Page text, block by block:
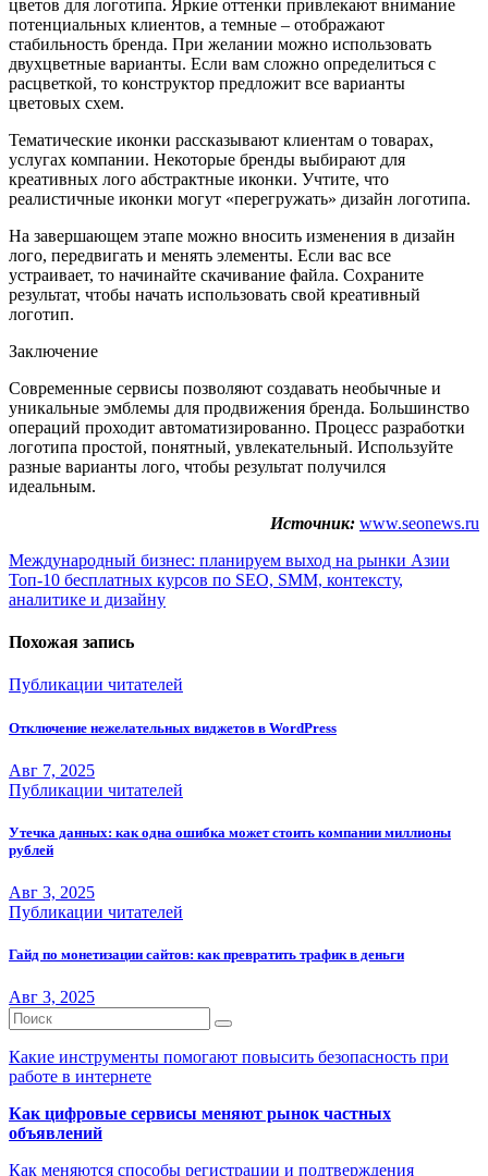
цветов для логотипа. Яркие оттенки привлекают внимание
потенциальных клиентов, а темные – отображают
стабильность бренда. При желании можно использовать
двухцветные варианты. Если вам сложно определиться с
расцветкой, то конструктор предложит все варианты
цветовых схем.
Тематические иконки рассказывают клиентам о товарах,
услугах компании. Некоторые бренды выбирают для
креативных лого абстрактные иконки. Учтите, что
реалистичные иконки могут «перегружать» дизайн логотипа.
На завершающем этапе можно вносить изменения в дизайн
лого, передвигать и менять элементы. Если вас все
устраивает, то начинайте скачивание файла. Сохраните
результат, чтобы начать использовать свой креативный
логотип.
Заключение
Современные сервисы позволяют создавать необычные и
уникальные эмблемы для продвижения бренда. Большинство
операций проходит автоматизированно. Процесс разработки
логотипа простой, понятный, увлекательный. Используйте
разные варианты лого, чтобы результат получился
идеальным.
Источник: www.seonews.ru
Навигация
по
Международный бизнес: планируем выход на рынки Азии
Топ-10 бесплатных курсов по SEO, SMM, контексту,
аналитике и дизайну
Похожая запись
Публикации читателей
Отключение нежелательных виджетов в WordPress
Авг 7, 2025
Публикации читателей
Утечка данных: как одна ошибка может стоить компании миллионы
рублей
Авг 3, 2025
Публикации читателей
Гайд по монетизации сайтов: как превратить трафик в деньги
Авг 3, 2025
Какие инструменты помогают повысить безопасность при
работе в интернете
Как цифровые сервисы меняют рынок частных
объявлений
Как меняются способы регистрации и подтверждения